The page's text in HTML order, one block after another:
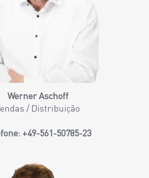
Werner Aschoff
/ Distribuição
+49-561-50785-23